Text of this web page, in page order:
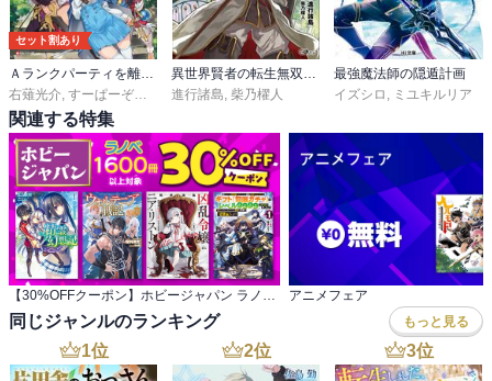
セット割あり
右薙光介 すーぱーぞんび
進行諸島 柴乃櫂人
最強魔法師の隠遁計画
イズシロ
ミユキルリア
関連する特集
アニメフェア
同じジャンルのランキング もっと見る
1位 2位 3位